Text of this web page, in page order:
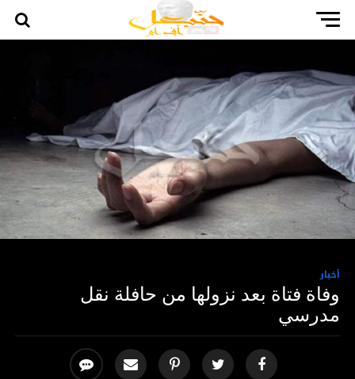
أخبار
وفاة فتاة بعد نزولها من حافلة نقل
مدرسي